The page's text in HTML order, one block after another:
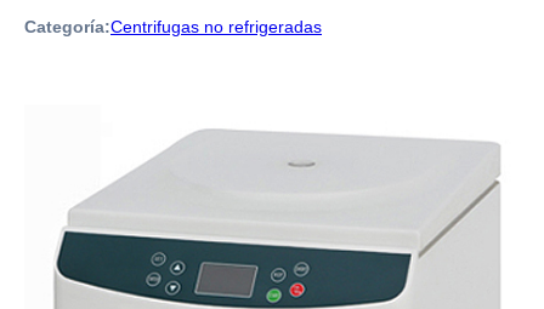
Categoría:Centrifugas no refrigeradas